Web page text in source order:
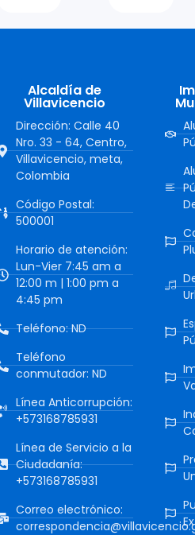
Alcaldía de
Villavicencio
Dirección: Calle 40
Nro. 33 - 64, Centro,
Villavicencio, meta,
Colombia
Código Postal:
500001
Horario de atención:
Lun-Vier 7:45 am a
12:00 m | 1:00 pm a
4:45 pm
Teléfono: ND
Teléfono
conmutador: ND
Línea Anticorrupción:
+573168785931
Línea de Servicio a la
Ciudadanía:
+573168785931
Correo electrónico: